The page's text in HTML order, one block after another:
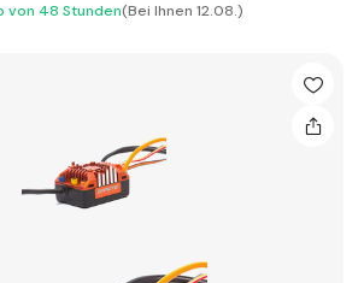
von 48 Stunden(Bei Ihnen 12.08.)